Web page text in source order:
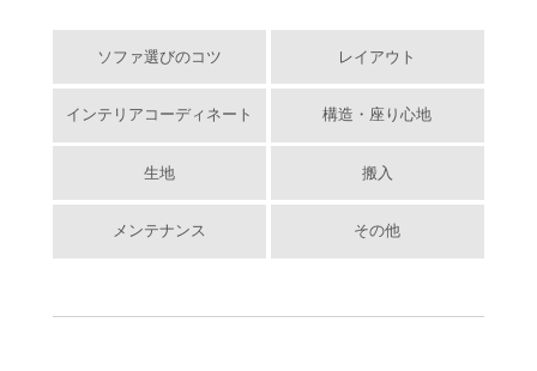
ソファ選びのコツ レイアウト
インテリアコーディネート 構造・座り心地
生地 搬入
メンテナンス その他